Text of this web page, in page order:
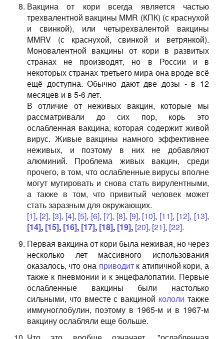
Вакцина от кори всегда является частью
трехвалентной вакцины MMR (КПК) (с краснухой
и свинкой), или четыреxвалентой вакцины
MMRV (с краснухой, свинкой и ветрянкой).
Моновалентной вакцины от кори в развитых
странах не производят, но в России и в
некоторых странах третьего мира она вроде всё
ещё доступна. Обычно дают две дозы - в 12
месяцев и в 5-6 лет.
В отличие от неживых вакцин, которые мы
рассматривали до сих пор, корь это
ослабленная вакцина, которая содержит живой
вирус. Живые вакцины намного эффективнее
неживых, и поэтому в них не добавляют
алюминий. Проблема живых вакцин, среди
прочего, в том, что ослабленные вирусы вполне
могут мутировать и снова стать вирулентными,
а также в том, что привитый человек может
стать заразным для окружающих.
[1], [2], [3], [4], [5], [6], [7], [8], [9], [10], [11], [12], [13],
[14], [15], [16], [17], [18], [19], [20], [21], [22].
Первая вакцина от кори была неживая, но через
несколько лет массивного использования
оказалось, что она приводитк атипичной кори, а
также к пневмонии и к энцефалопатии. Первые
ослабленные вакцины были настолько
сильными, что вместе с вакциной кололи также
иммуноглобулин, поэтому в 1965-м и в 1967-м
вакцину ослабляли еще больше.